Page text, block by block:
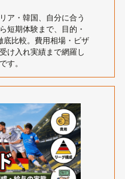
ア・韓国、自分に合う
短期体験まで、目的・
比較。費用相場・ビザ
け入れ実績まで網羅し
す。